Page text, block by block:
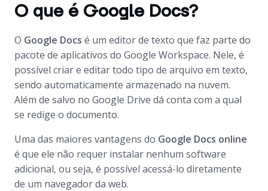
O que é Google Docs?
O Google Docs é um editor de texto que faz parte do
pacote de aplicativos do Google Workspace. Nele, é
possível criar e editar todo tipo de arquivo em texto,
sendo automaticamente armazenado na nuvem.
Além de salvo no Google Drive dá conta com a qual
se redige o documento.
Uma das maiores vantagens do Google Docs online
é que ele não requer instalar nenhum software
adicional, ou seja, é possível acessá-lo diretamente
de um navegador da web.